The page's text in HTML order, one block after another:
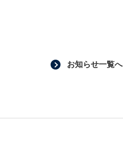
お知らせ一覧へ